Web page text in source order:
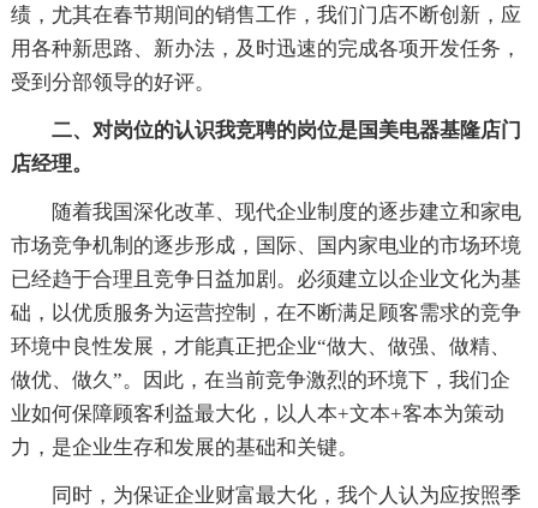
绩，尤其在春节期间的销售工作，我们门店不断创新，应
用各种新思路、新办法，及时迅速的完成各项开发任务，
受到分部领导的好评。
二、对岗位的认识我竞聘的岗位是国美电器基隆店门
店经理。
随着我国深化改革、现代企业制度的逐步建立和家电
市场竞争机制的逐步形成，国际、国内家电业的市场环境
已经趋于合理且竞争日益加剧。必须建立以企业文化为基
础，以优质服务为运营控制，在不断满足顾客需求的竞争
环境中良性发展，才能真正把企业“做大、做强、做精、
做优、做久”。因此，在当前竞争激烈的环境下，我们企
业如何保障顾客利益最大化，以人本+文本+客本为策动
力，是企业生存和发展的基础和关键。
同时，为保证企业财富最大化，我个人认为应按照季